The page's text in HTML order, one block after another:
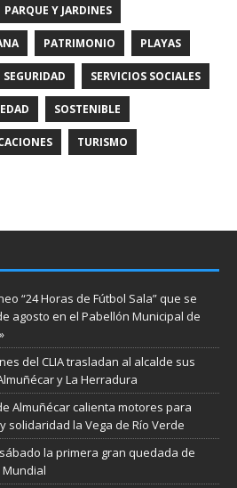
PARQUE Y JARDINES
PATRIMONIO PLAYAS
SEGURIDAD SERVICIOS SOCIALES
SOSTENIBLE
TURISMO
“24 Horas de Fútbol Sala” que se
agosto en el Pabellón Municipal de
del CLIA trasladan al alcalde sus
y La Herradura
Almuñécar calienta motores para
solidaridad la Vega de Río Verde
la primera gran quedada de